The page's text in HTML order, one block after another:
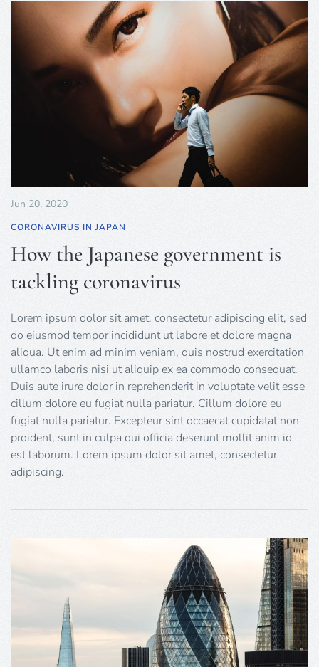
Jun 20, 2020
CORONAVIRUS IN JAPAN
How the Japanese government is
tackling coronavirus
Lorem ipsum dolor sit amet, consectetur adipiscing elit, sed
do eiusmod tempor incididunt ut labore et dolore magna
aliqua. Ut enim ad minim veniam, quis nostrud exercitation
ullamco laboris nisi ut aliquip ex ea commodo consequat.
Duis aute irure dolor in reprehenderit in voluptate velit esse
cillum dolore eu fugiat nulla pariatur. Cillum dolore eu
fugiat nulla pariatur. Excepteur sint occaecat cupidatat non
proident, sunt in culpa qui officia deserunt mollit anim id
est laborum. Lorem ipsum dolor sit amet, consectetur
adipiscing.